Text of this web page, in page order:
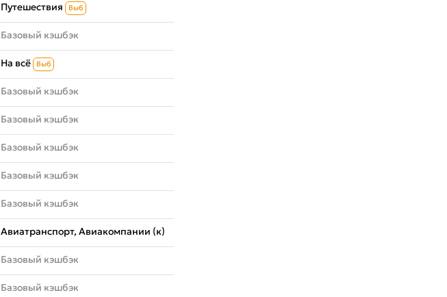
Путешествия Выб
Базовый кэшбэк
На всё Выб
Базовый кэшбэк
Базовый кэшбэк
Базовый кэшбэк
Базовый кэшбэк
Базовый кэшбэк
Авиатранспорт, Авиакомпании (к)
Базовый кэшбэк
Базовый кэшбэк